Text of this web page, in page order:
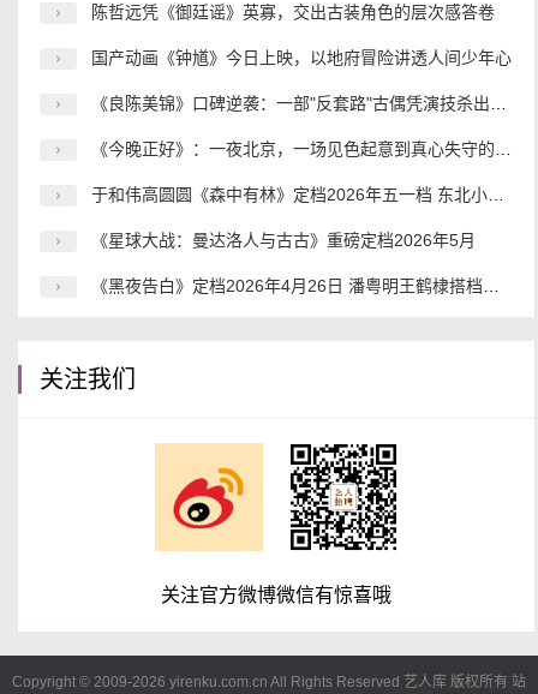
陈哲远凭《御廷谣》英寡，交出古装角色的层次感答卷
国产动画《钟馗》今日上映，以地府冒险讲透人间少年心
《良陈美锦》口碑逆袭：一部"反套路"古偶凭演技杀出重围
《今晚正好》：一夜北京，一场见色起意到真心失守的都市冒险
于和伟高圆圆《森中有林》定档2026年五一档 东北小人物命运史诗震撼来袭
《星球大战：曼达洛人与古古》重磅定档2026年5月
《黑夜告白》定档2026年4月26日 潘粤明王鹤棣搭档破解18年电梯悬案
关注我们
关注官方微博微信有惊喜哦
Copyright © 2009-2026 yirenku.com.cn All Rights Reserved 艺人库 版权所有 站